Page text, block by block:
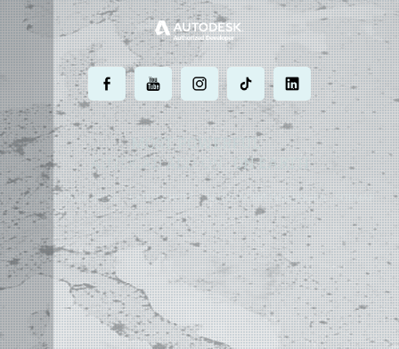
. . . . .
MOST POWERFUL
AUTOCAD ADD-ONON EARTH
©2004 - 2026 APLUS ·DATENSCHUTZ·NUTZUNGSBEDINGUNGEN·SITEMAP